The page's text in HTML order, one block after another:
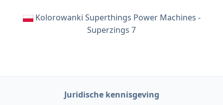
Kolorowanki Superthings Power Machines -
Superzings 7
Juridische kennisgeving